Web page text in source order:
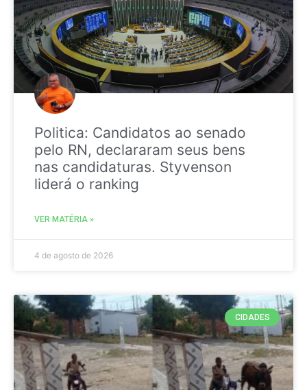
Politica: Candidatos ao senado
pelo RN, declararam seus bens
nas candidaturas. Styvenson
liderá o ranking
VER MATÉRIA »
4 de agosto de 2026
CIDADES